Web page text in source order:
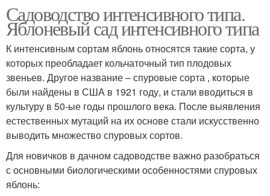
Садоводство интенсивного типа.
Яблоневый сад интенсивного типа
К интенсивным сортам яблонь относятся такие сорта, у
которых преобладает кольчаточный тип плодовых
звеньев. Другое название – спуровые сорта , которые
были найдены в США в 1921 году, и стали вводиться в
культуру в 50-ые годы прошлого века. После выявления
естественных мутаций на их основе стали искусственно
выводить множество спуровых сортов.
Для новичков в дачном садоводстве важно разобраться
с основными биологическими особенностями спуровых
яблонь: